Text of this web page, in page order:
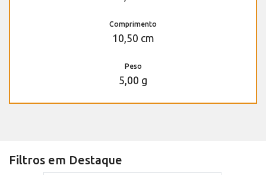
Comprimento
10,50 cm
Peso
5,00 g
Filtros em Destaque